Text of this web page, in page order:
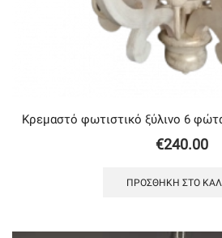
Κρεμαστό φωτιστικό ξύλινο 6
€240.00
ΠΡΟΣΘΉΚΗ ΣΤΟ